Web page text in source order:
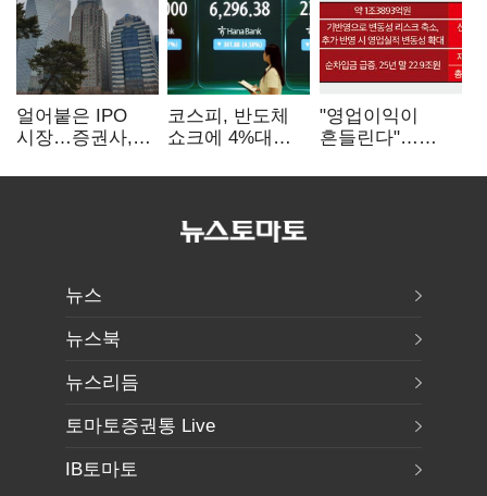
얼어붙은 IPO
시장…증권사,
전쟁' 기대
코스피, 반도체
쇼크에 4%대
5거래일째 상승
"영업이익이
흔들린다"…
18에 취약
뉴스
뉴스북
뉴스리듬
토마토증권통 Live
IB토마토